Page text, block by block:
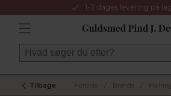
1-3 dages levering på
Tilbage Forside Brands